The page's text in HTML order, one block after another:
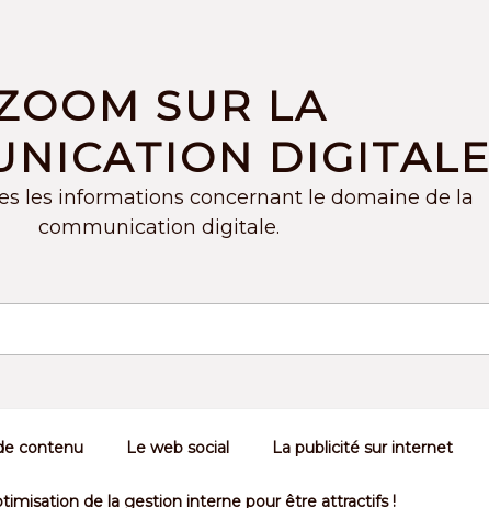
SUR LA
DIGITALE
les informations concernant le domaine de la
communication digitale.
contenu Le web social La publicité sur internet
de la gestion interne pour être attractifs !